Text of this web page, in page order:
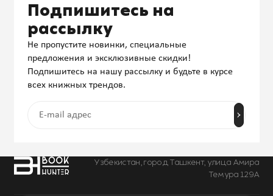
Узбекистан, город Ташкент, улица Амира
Темура 129А
Подпишитесь на
рассылку
Не пропустите новинки, специальные
предложения и эксклюзивные скидки!
Подпишитесь на нашу рассылку и будьте в курсе
всех книжных трендов.